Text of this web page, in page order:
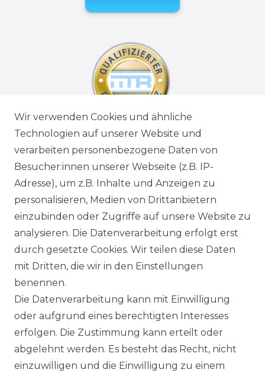
Wir verwenden Cookies und ähnliche
Technologien auf unserer Website und
verarbeiten personenbezogene Daten von
Besucher:innen unserer Webseite (z.B. IP-
Adresse), um z.B. Inhalte und Anzeigen zu
personalisieren, Medien von Drittanbietern
einzubinden oder Zugriffe auf unsere Website zu
analysieren. Die Datenverarbeitung erfolgt erst
durch gesetzte Cookies. Wir teilen diese Daten
mit Dritten, die wir in den Einstellungen
benennen.
Die Datenverarbeitung kann mit Einwilligung
oder aufgrund eines berechtigten Interesses
erfolgen. Die Zustimmung kann erteilt oder
abgelehnt werden. Es besteht das Recht, nicht
einzuwilligen und die Einwilligung zu einem